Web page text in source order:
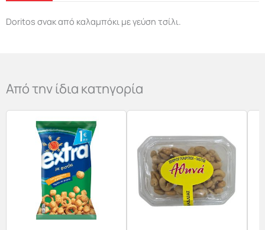
Doritos σνακ από καλαμπόκι με γεύση τσίλι.
Από την ίδια κατηγορία